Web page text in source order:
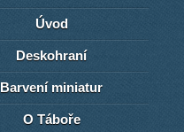
Úvod
Deskohraní
Barvení miniatur
O Táboře